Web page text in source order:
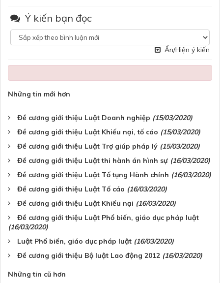
Ý kiến bạn đọc
Ẩn/Hiện ý kiến
Những tin mới hơn
Đề cương giới thiệu Luật Doanh nghiệp (15/03/2020)
Đề cương giới thiệu Luật Khiếu nại, tố cáo (15/03/2020)
Đề cương giới thiệu Luật Trợ giúp pháp lý (15/03/2020)
Đề cương giới thiệu Luật thi hành án hình sự (16/03/2020)
Đề cương giới thiệu Luật Tố tụng Hành chính (16/03/2020)
Đề cương giới thiệu Luật Tố cáo (16/03/2020)
Đề cương giới thiệu Luật Khiếu nại (16/03/2020)
Đề cương giới thiệu Luật Phổ biến, giáo dục pháp luật
(16/03/2020)
Luật Phổ biến, giáo dục pháp luật (16/03/2020)
Đề cương giới thiệu Bộ luật Lao động 2012 (16/03/2020)
Những tin cũ hơn